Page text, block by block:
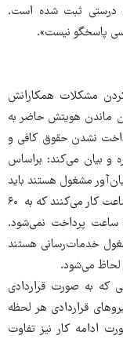
درستی ثبت شده است.
پاسخگو نیست».
مشکلات همکارانش
ماندن هویتش حاضر به
نشدن حقوق کافی و
و بیان می‌کند: براساس
مشغول هستند باید
روزی ۶ ساعت کار کنند اما پاکبان‌ها روزی هشت ساعت کار می‌کنند که به ۶۰
ساعت اضافه‌کاری در ماه می‌رسد. حقوق این ۶۰ ساعت پرداخت نمی‌شود.
۲ تا ۶ صبح هم مشغول خدمات‌رسانی هستند
لحاظ می‌شود.
که به صورت قراردادی
قراردادی هر لحظه
ادامه کار نیز تفاوت